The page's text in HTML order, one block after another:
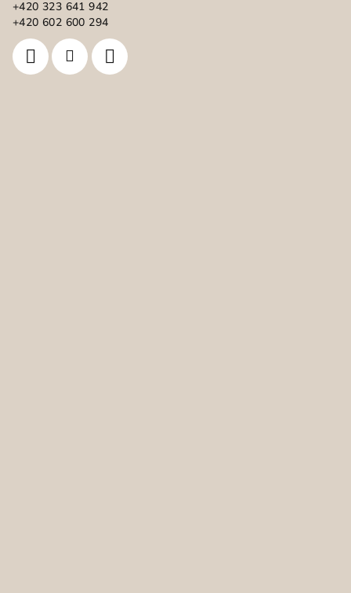
+420 323 641 942
+420 602 600 294